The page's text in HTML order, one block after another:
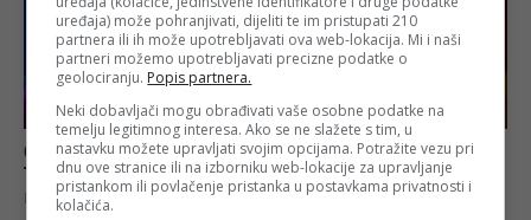
uređaja) može pohranjivati, dijeliti te im pristupati 210
partnera ili ih može upotrebljavati ova web-lokacija. Mi i naši
partneri možemo upotrebljavati precizne podatke o
geolociranju. Popis partnera.
Neki dobavljači mogu obrađivati vaše osobne podatke na
temelju legitimnog interesa. Ako se ne slažete s tim, u
nastavku možete upravljati svojim opcijama. Potražite vezu pri
dnu ove stranice ili na izborniku web-lokacije za upravljanje
pristankom ili povlačenje pristanka u postavkama privatnosti i
kolačića.